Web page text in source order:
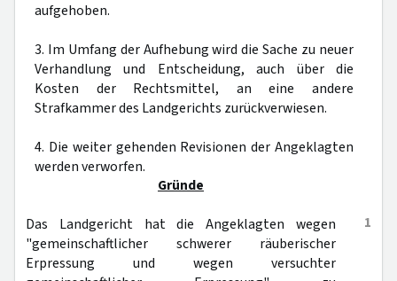
aufgehoben.
3. Im Umfang der Aufhebung wird die Sache zu neuer
Verhandlung und Entscheidung, auch über die
Kosten der Rechtsmittel, an eine andere
Strafkammer des Landgerichts zurückverwiesen.
4. Die weiter gehenden Revisionen der Angeklagten
werden verworfen.
Gründe
1
Das Landgericht hat die Angeklagten wegen
"gemeinschaftlicher schwerer räuberischer
Erpressung und wegen versuchter